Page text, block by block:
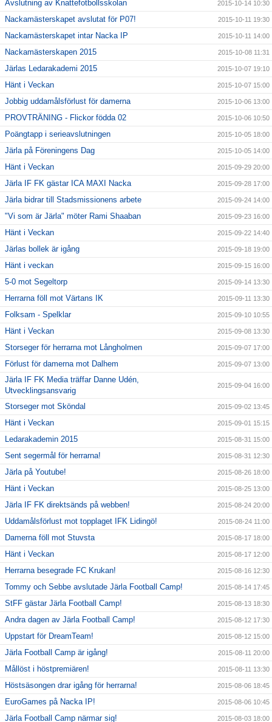
Avslutning av Knattefotbollsskolan 2015-10-14 10:30
Nackamästerskapet avslutat för P07! 2015-10-11 19:30
Nackamästerskapet intar Nacka IP 2015-10-11 14:00
Nackamästerskapen 2015 2015-10-08 11:31
Järlas Ledarakademi 2015 2015-10-07 19:10
Hänt i Veckan 2015-10-07 15:00
Jobbig uddamålsförlust för damerna 2015-10-06 13:00
PROVTRÄNING - Flickor födda 02 2015-10-06 10:50
Poängtapp i serieavslutningen 2015-10-05 18:00
Järla på Föreningens Dag 2015-10-05 14:00
Hänt i Veckan 2015-09-29 20:00
Järla IF FK gästar ICA MAXI Nacka 2015-09-28 17:00
Järla bidrar till Stadsmissionens arbete 2015-09-24 14:00
"Vi som är Järla" möter Rami Shaaban 2015-09-23 16:00
Hänt i Veckan 2015-09-22 14:40
Järlas bollek är igång 2015-09-18 19:00
Hänt i veckan 2015-09-15 16:00
5-0 mot Segeltorp 2015-09-14 13:30
Herrarna föll mot Värtans IK 2015-09-11 13:30
Folksam - Spelklar 2015-09-10 10:55
Hänt i Veckan 2015-09-08 13:30
Storseger för herrarna mot Långholmen 2015-09-07 17:00
Förlust för damerna mot Dalhem 2015-09-07 13:00
Järla IF FK Media träffar Danne Udén,
Utvecklingsansvarig
2015-09-04 16:00
Storseger mot Sköndal 2015-09-02 13:45
Hänt i Veckan 2015-09-01 15:15
Ledarakademin 2015 2015-08-31 15:00
Sent segermål för herrarna! 2015-08-31 12:30
Järla på Youtube! 2015-08-26 18:00
Hänt i Veckan 2015-08-25 13:00
Järla IF FK direktsänds på webben! 2015-08-24 20:00
Uddamålsförlust mot topplaget IFK Lidingö! 2015-08-24 11:00
Damerna föll mot Stuvsta 2015-08-17 18:00
Hänt i Veckan 2015-08-17 12:00
Herrarna besegrade FC Krukan! 2015-08-16 12:30
Tommy och Sebbe avslutade Järla Football Camp! 2015-08-14 17:45
StFF gästar Järla Football Camp! 2015-08-13 18:30
Andra dagen av Järla Football Camp! 2015-08-12 17:30
Uppstart för DreamTeam! 2015-08-12 15:00
Järla Football Camp är igång! 2015-08-11 20:00
Mållöst i höstpremiären! 2015-08-11 13:30
Höstsäsongen drar igång för herrarna! 2015-08-06 18:45
EuroGames på Nacka IP! 2015-08-06 10:45
Järla Football Camp närmar sig! 2015-08-03 18:00